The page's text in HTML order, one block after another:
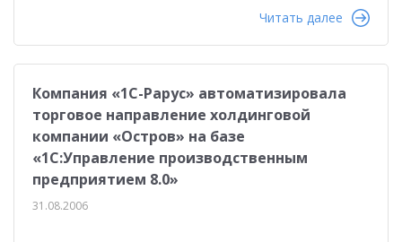
Читать далее
Компания «1С-Рарус» автоматизировала
торговое направление холдинговой
компании «Остров» на базе
«1С:Управление производственным
предприятием 8.0»
31.08.2006